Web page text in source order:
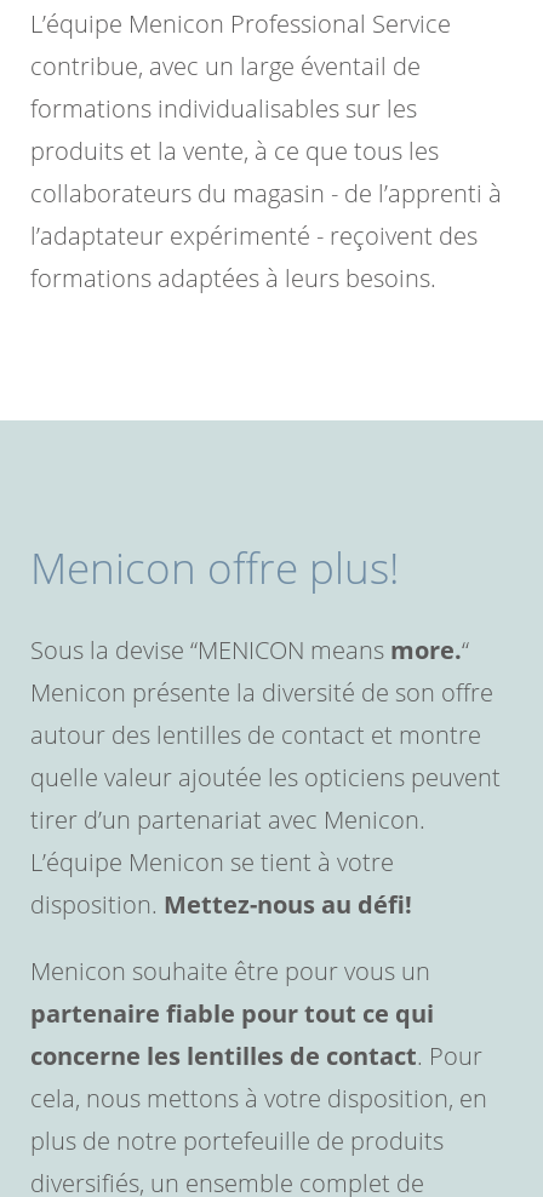
L’équipe Menicon Professional Service
contribue, avec un large éventail de
formations individualisables sur les
produits et la vente, à ce que tous les
collaborateurs du magasin - de l’apprenti à
l’adaptateur expérimenté - reçoivent des
formations adaptées à leurs besoins.
Menicon offre plus!
Sous la devise “MENICON means more.“
Menicon présente la diversité de son offre
autour des lentilles de contact et montre
quelle valeur ajoutée les opticiens peuvent
tirer d’un partenariat avec Menicon.
L’équipe Menicon se tient à votre
disposition. Mettez-nous au défi!
Menicon souhaite être pour vous un
partenaire fiable pour tout ce qui
concerne les lentilles de contact. Pour
cela, nous mettons à votre disposition, en
plus de notre portefeuille de produits
diversifiés, un ensemble complet de